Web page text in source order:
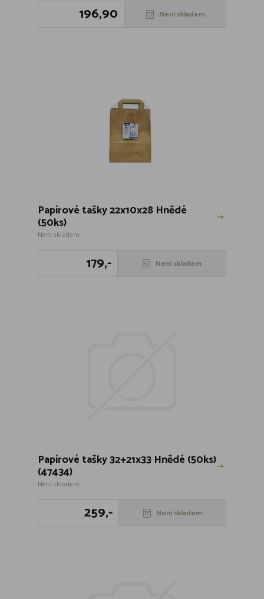
196,90 Není skladem
Papírové tašky 22x10x28 Hnědé
(50ks)
Není skladem
179,- Není skladem
Papírové tašky 32+21x33 Hnědé (50ks)
(47434)
Není skladem
259,- Není skladem